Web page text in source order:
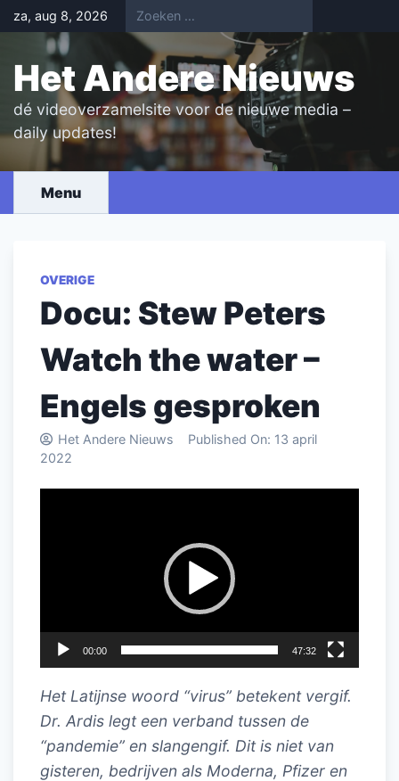
Skip
to
content
za, aug 8, 2026
Het Andere Nieuws
dé videoverzamelsite voor de nieuwe media –
daily updates!
Menu
OVERIGE
Docu: Stew Peters
Watch the water –
Engels gesproken
Het Andere Nieuws Published On: 13 april
2022
00:00 47:32
Het Latijnse woord “virus” betekent vergif.
Dr. Ardis legt een verband tussen de
“pandemie” en slangengif. Dit is niet van
gisteren, bedrijven als Moderna, Pfizer en